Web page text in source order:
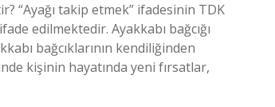
“Ayağı takip etmek” ifadesinin TDK
edilmektedir. Ayakkabı bağcığı
bağcıklarının kendiliğinden
kişinin hayatında yeni fırsatlar,